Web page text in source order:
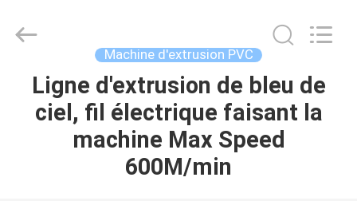
ACCUEIL
PRODUITS
Electrical
Reserved.
Machine d'extrusion PVC
Ligne d'extrusion de bleu de
ciel, fil électrique faisant la
machine Max Speed
600M/min